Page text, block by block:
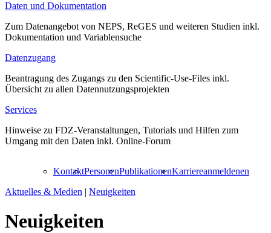
Daten und Dokumentation
Zum Datenangebot von NEPS, ReGES und weiteren Studien inkl.
Dokumentation und Variablensuche
Datenzugang
Beantragung des Zugangs zu den Scientific-Use-Files inkl.
Übersicht zu allen Datennutzungsprojekten
Services
Hinweise zu FDZ-Veranstaltungen, Tutorials und Hilfen zum
Umgang mit den Daten inkl. Online-Forum
KontaktPersonenPublikationenKarriereanmeldenen
Aktuelles & Medien | Neuigkeiten
Neuigkeiten